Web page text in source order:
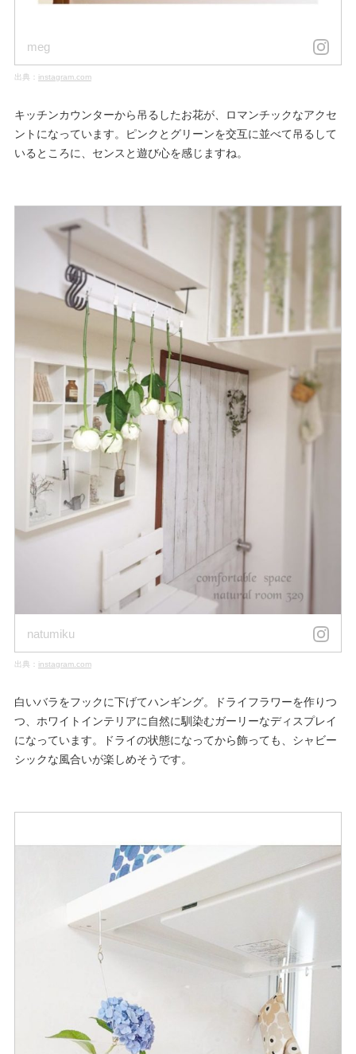
meg
出典： instagram.com
キッチンカウンターから吊るしたお花が、ロマンチックなアクセ
ントになっています。ピンクとグリーンを交互に並べて吊るして
いるところに、センスと遊び心を感じますね。
natumiku
出典： instagram.com
白いバラをフックに下げてハンギング。ドライフラワーを作りつ
つ、ホワイトインテリアに自然に馴染むガーリーなディスプレイ
になっています。ドライの状態になってから飾っても、シャビー
シックな風合いが楽しめそうです。